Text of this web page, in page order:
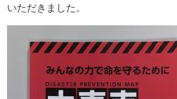
いただきました。